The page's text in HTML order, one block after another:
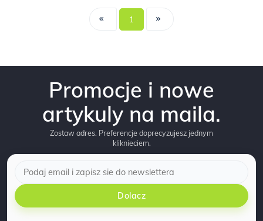
1
Promocje i nowe
artykuly na maila.
Zostaw adres. Preferencje doprecyzujesz jednym
kliknieciem.
Dolacz